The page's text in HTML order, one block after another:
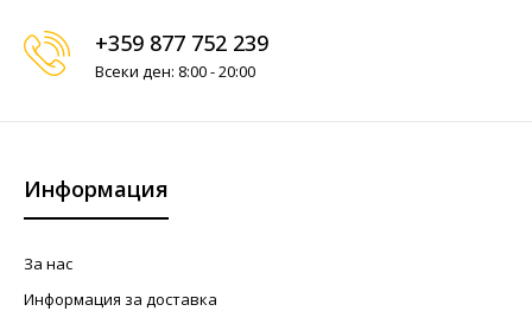
+359 877 752 239
Всеки ден: 8:00 - 20:00
Информация
За нас
Информация за доставка